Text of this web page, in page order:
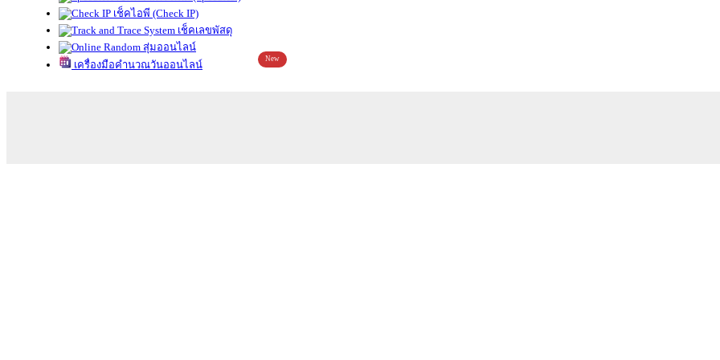
เช็คไอพี (Check IP)
เช็คเลขพัสดุ
สุ่มออนไลน์
เครื่องมือคำนวณวันออนไลน์
New